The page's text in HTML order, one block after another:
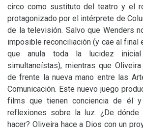
circo como sustituto del teatro y el
protagonizado por el intérprete de
de la televisión. Salvo que Wenders
imposible reconciliación (y cae al final
que anula toda la lucidez
simultaneístas), mientras que
de frente la nueva mano entre las
Comunicación. Este nuevo juego
films que tienen conciencia de él
reflexiones sobre la luz. ¿De dónde
hacer? Oliveira hace a Dios con un